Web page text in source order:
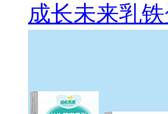
成长未来乳